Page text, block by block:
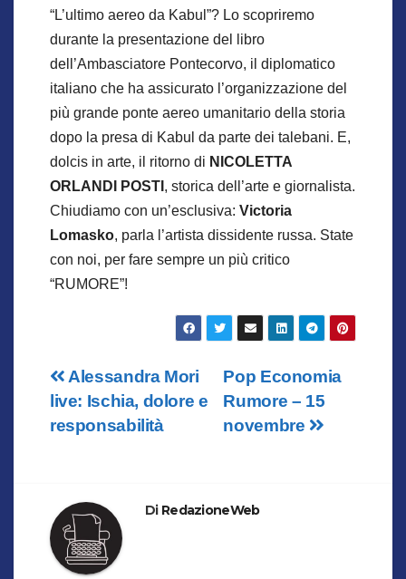
“L’ultimo aereo da Kabul”? Lo scopriremo
durante la presentazione del libro
dell’Ambasciatore Pontecorvo, il diplomatico
italiano che ha assicurato l’organizzazione del
più grande ponte aereo umanitario della storia
dopo la presa di Kabul da parte dei talebani. E,
dolcis in arte, il ritorno di NICOLETTA
ORLANDI POSTI , storica dell’arte e giornalista.
Chiudiamo con un’esclusiva: Victoria
Lomasko, parla l’artista dissidente russa. State
con noi, per fare sempre un più critico
“RUMORE”!
Navigazione
articoli
Pop Economia
Rumore – 15
novembre
Alessandra Mori
live: Ischia, dolore e
responsabilità
Di RedazioneWeb